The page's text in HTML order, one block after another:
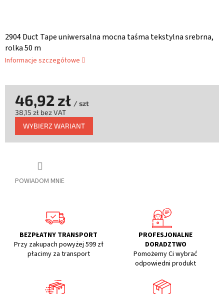
2904 Duct Tape uniwersalna mocna taśma tekstylna srebrna,
rolka 50 m
Informacje szczegółowe
POWIADOM MNIE
46,92 zł / szt
38,15 zł bez VAT
Cena
jednostkowa:
WYBIERZ WARIANT
BEZPŁATNY TRANSPORT
Przy zakupach powyżej 599 zł
płacimy za transport
PROFESJONALNE
DORADZTWO
Pomożemy Ci wybrać
odpowiedni produkt